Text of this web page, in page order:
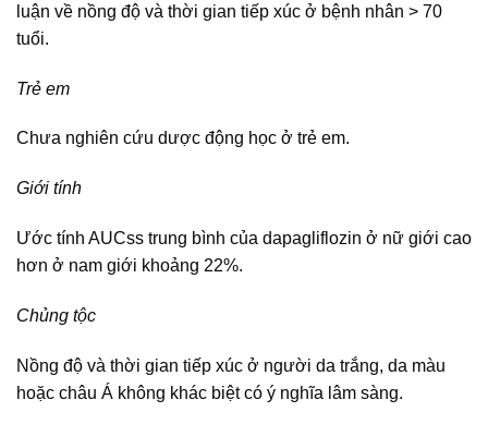
luận về nồng độ và thời gian tiếp xúc ở bệnh nhân > 70
tuổi.
Trẻ em
Chưa nghiên cứu dược động học ở trẻ em.
Giới tính
Ước tính AUCss trung bình của dapagliflozin ở nữ giới cao
hơn ở nam giới khoảng 22%.
Chủng tộc
Nồng độ và thời gian tiếp xúc ở người da trắng, da màu
hoặc châu Á không khác biệt có ý nghĩa lâm sàng.